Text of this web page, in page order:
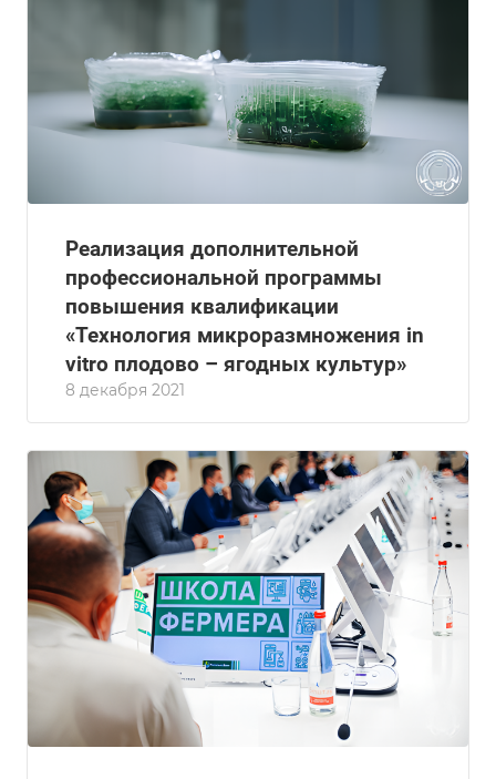
Реализация дополнительной
профессиональной программы
повышения квалификации
«Технология микроразмножения in
vitro плодово – ягодных культур»
8 декабря 2021